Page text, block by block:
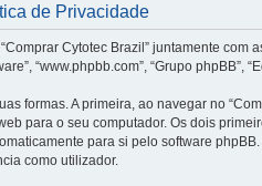
de Privacidade
Cytotec Brazil” juntamente com
“www.phpbb.com”, “Grupo
formas. A primeira, ao navegar no
para o seu computador. Os dois
para si pelo software
como utilizador.